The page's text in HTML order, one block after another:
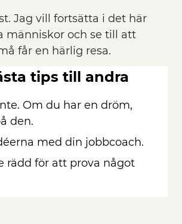
Jag vill fortsätta i det här
människor och se till att
får en härlig resa.
tips till andra
Om du har en dröm,
den.
med din jobbcoach.
rädd för att prova något